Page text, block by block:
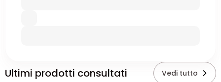
Ultimi prodotti consultati Vedi tutto